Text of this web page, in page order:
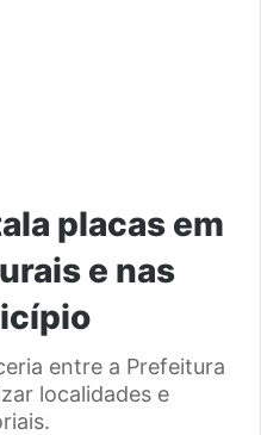
placas em
e nas
entre a Prefeitura
localidades e